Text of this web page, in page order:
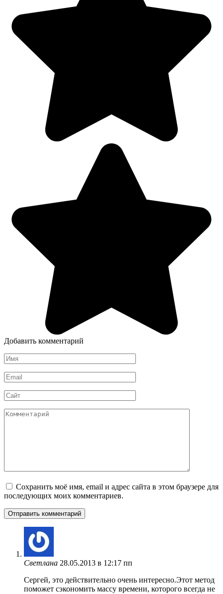
Добавить комментарий
Имя
*
Email
*
Сайт
Комментарий
Сохранить моё имя, email и адрес сайта в этом браузере для
последующих моих комментариев.
Светлана 28.05.2013 в 12:17 пп
Сергей, это действительно очень интересно.Этот метод
поможет сэкономить массу времени, которого всегда не